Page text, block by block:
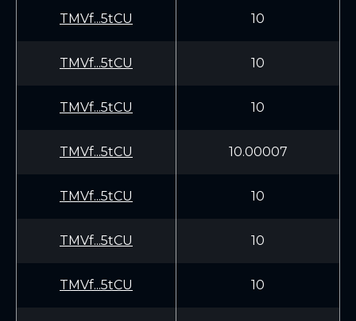
TMVf...5tCU 10
TMVf...5tCU 10
TMVf...5tCU 10
TMVf...5tCU 10.00007
TMVf...5tCU 10
TMVf...5tCU 10
TMVf...5tCU 10